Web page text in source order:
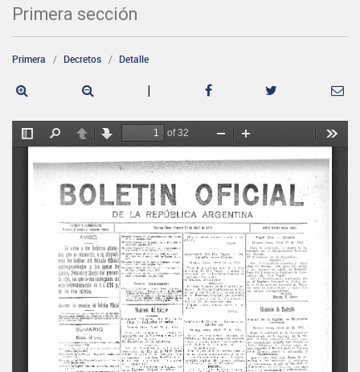
Primera sección
Primera Decretos Detalle
|